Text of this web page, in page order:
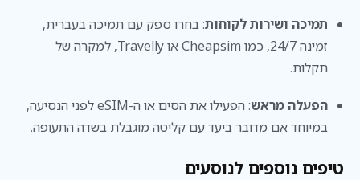
תמיכה ושירות לקוחות: בחרו ספק עם תמיכה בעברית,
זמינה 24/7, כמו Cheapsim או Travelly, למקרה של
תקלות.
הפעלה מראש
: הפעילו את הסים או ה-eSIM לפני הנסיעה,
במיוחד אם מדובר ביעד עם קליטה מוגבלת בשדה התעופה.
טיפים נוספים לנוסעים